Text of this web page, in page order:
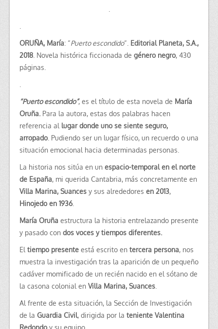
ORUÑA, María: “Puerto escondido“. Editorial Planeta, S.A.,
2018 . Novela histórica ficcionada de género negro, 430
páginas.
“Puerto escondido”, es el título de esta novela de María
Oruña. Para la autora, estas dos palabras hacen
referencia al lugar donde uno se siente seguro,
arropado . Pudiendo ser un lugar físico, un recuerdo o una
situación emocional hacia determinadas personas.
La historia nos sitúa en un espacio-temporal en el norte
de España, mi querida Cantabria, más concretamente en
Villa Marina, Suances y sus alrededores en 2013,
Hinojedo en 1936
María Oruña estructura la historia entrelazando presente
y pasado con dos voces y tiempos diferentes.
El tiempo presente está escrito en tercera persona, nos
muestra la investigación tras la aparición de un pequeño
cadáver momificado de un recién nacido en el sótano de
la casona colonial en Villa Marina, Suances
Al frente de esta situación, la Sección de Investigación
de la Guardia Civil, dirigida por la teniente Valentina
Redondo y su equipo.